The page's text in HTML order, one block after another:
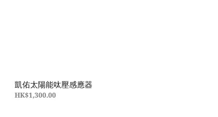
凱佑太陽能呔壓感應器
HK$1,300.00